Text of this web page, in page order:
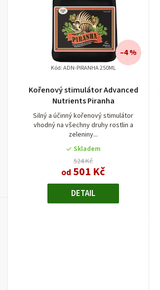
Kořenový stimulátor Advanced
Nutrients Piranha
Silný a účinný kořenový stimulátor
vhodný na všechny druhy rostlin a
zeleniny...
Skladem
524 Kč
od 501 Kč
–4 %
DETAIL
Kód:ADN-PIRANHA 250ML